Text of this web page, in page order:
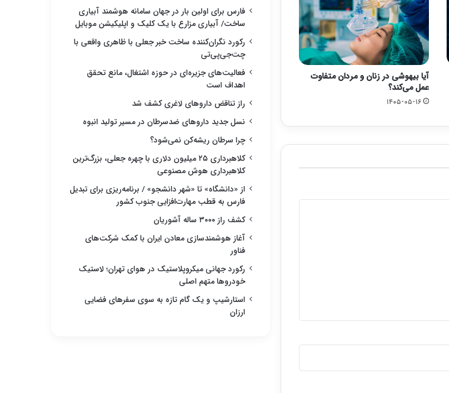
آیا بیهوشی در زنان و مردان متفاوت
عمل می‌کند؟
۱۴۰۵-۰۵-۱۶
فارس برای اولین بار در جهان سامانه هوشمند آبیاری
ساخت/ آبیاری مزارع با یک کلیک و اپلیکیشن موبایل
رکورد نگران‌کننده ساخت خبر جعلی با ظاهری واقعی با
چت‌جی‌پی‌تی
فعالیت‌های جزیره‌ای در حوزه اشتغال، مانع تحقق
اهداف است
راز تناقض داروهای لاغری کشف شد
نسل جدید داروهای ضدسرطان در مسیر تولید انبوه
چرا سرطان ریشه‌کن نمی‌شود؟
کلاهبرداری ۲۵ میلیون دلاری با چهره جعلی، بزرگ‌ترین
کلاهبرداری هوش مصنوعی
از «دانشگاه» تا «شهر دانشجو» / برنامه‌ریزی برای تبدیل
فارس به قطب مهارت‌افزایی جنوب کشور
کشف راز ۳۰۰۰ ساله آشوریان
آغاز هوشمندسازی معادن ایران با کمک شرکت‌های
فناور
رکورد جهانی میکروپلاستیک در هوای تهران؛ لاستیک
خودروها متهم اصلی
استارشیپ و یک گام تازه به سوی سفرهای فضایی
ارزان